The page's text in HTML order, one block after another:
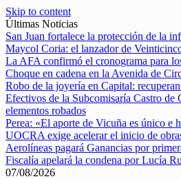
Skip to content
Últimas Noticias
San Juan fortalece la protección de la
Maycol Coria: el lanzador de
La AFA confirmó el cronograma para
Choque en cadena en la Avenida de
Robo de la joyería en Capital:
Efectivos de la Subcomisaría Castro de
elementos robados
Perea: «El aporte de Vicuña es único e
UOCRA exige acelerar el inicio de
Aerolíneas pagará Ganancias por
Fiscalía apelará la condena por Lucía
07/08/2026